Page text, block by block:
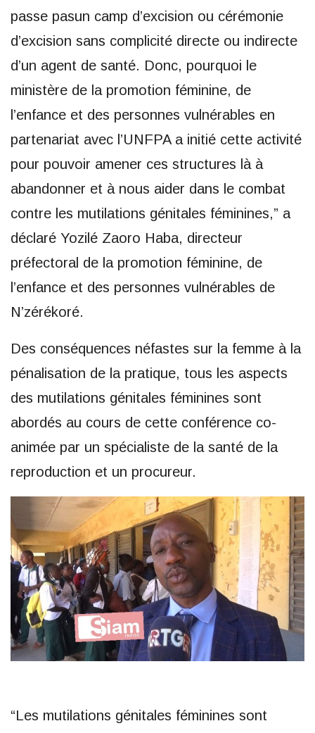
passe pasun camp d’excision ou cérémonie
d’excision sans complicité directe ou indirecte
d’un agent de santé. Donc, pourquoi le
ministère de la promotion féminine, de
l’enfance et des personnes vulnérables en
partenariat avec l’UNFPA a initié cette activité
pour pouvoir amener ces structures là à
abandonner et à nous aider dans le combat
contre les mutilations génitales féminines,” a
déclaré Yozilé Zaoro Haba, directeur
préfectoral de la promotion féminine, de
l’enfance et des personnes vulnérables de
N’zérékoré.
Des conséquences néfastes sur la femme à la
pénalisation de la pratique, tous les aspects
des mutilations génitales féminines sont
abordés au cours de cette conférence co-
animée par un spécialiste de la santé de la
reproduction et un procureur.
“Les mutilations génitales féminines sont